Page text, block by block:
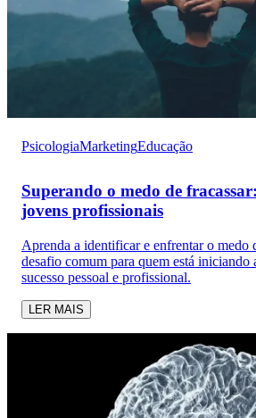
PsicologiaMarketingEducação
Superando o medo de
jovens profissionais
Aprenda a identificar e enfrentar o medo
desafio comum para quem está iniciando
sucesso pessoal e profissional.
LER MAIS